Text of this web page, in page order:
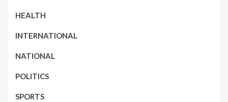
HEALTH
INTERNATIONAL
NATIONAL
POLITICS
SPORTS